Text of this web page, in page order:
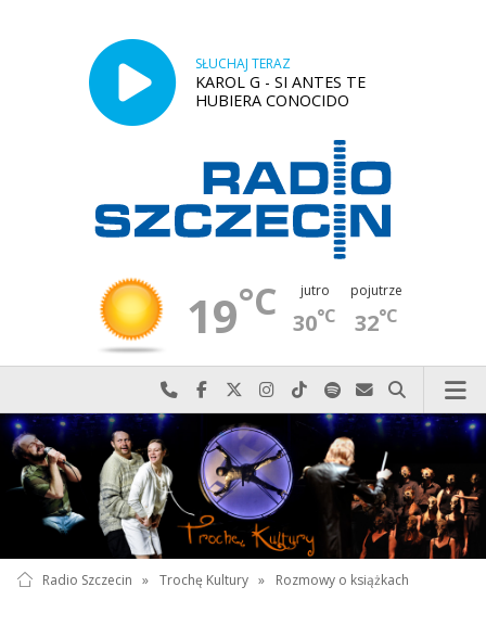
SŁUCHAJ TERAZ
KAROL G - SI ANTES TE
HUBIERA CONOCIDO
19°C jutro
30°C
pojutrze
32°C
Najlepiej po prostu do nas zadzwoń
Odwiedź nas na Facebook-u
Odwiedź nas na X
Odwiedź nas na Instagram-ie
Odwiedź nas na TikTok-u
Szukaj nas na Spotify
Wyślij do nas
Szukaj
Radio Szczecin » Trochę Kultury » Rozmowy o książkach